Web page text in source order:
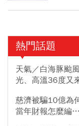
熱門話題
天氣／白海豚颱
光、高溫36度又
慈濟被騙10億為
當年財報怎麼編